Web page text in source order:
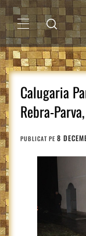
Sari
la
conținutMENIU
PRINCIPAL
Calugaria
Rebra-
PUBLICAT PE 8